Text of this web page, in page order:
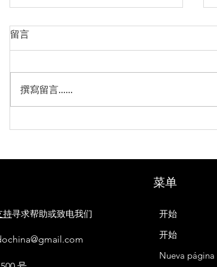
热烈庆祝中华人民共和国成立
留言
撰寫留言......
持寻求帮助或致电我们
菜单
开始
开始
Nueva página